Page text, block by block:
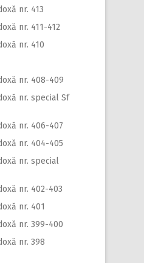
nr. 413
nr. 411-412
nr. 410
nr. 408-409
nr. special Sf
nr. 406-407
nr. 404-405
nr. special
nr. 402-403
nr. 401
nr. 399-400
nr. 398